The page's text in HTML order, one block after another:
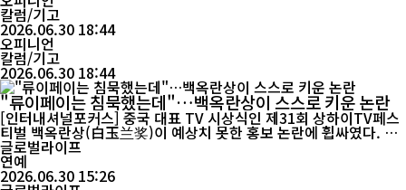
아니라 정부를 향한 원색적인 비난, 근거가 확인되지 않은 부정선거
주장, 종교를 앞세운 선동이었다. 민주주의는 다양한 의견을 보장하
지만, 허위정보와 음모론까지 민주주의라는 이름으로 정당화할 수
는 없다. 더...
칼럼/기고
2026.06.30 18:44
오피니언
칼럼/기고
2026.06.30 18:44
"류이페이는 침묵했는데"…백옥란상이 스스로 키운 논란
[인터내셔널포커스] 중국 대표 TV 시상식인 제31회 상하이TV페스
티벌 백옥란상(白玉兰奖)이 예상치 못한 홍보 논란에 휩싸였다. 수
상 결과보다 중국 배우 류이페이(刘亦菲)의 이름이 공식 홍보 게시
물에 등장한 사실이 더 큰 화제를 모으면서 시상식 운영과 홍보 방식
에 대한 논쟁으로 번지고 있다. 논란은 지난 28일 상하이TV페스티
글로벌라이프
연예
2026.06.30 15:26